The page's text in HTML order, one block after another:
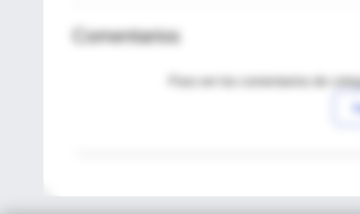
Comentarios
Para ver los comentarios de